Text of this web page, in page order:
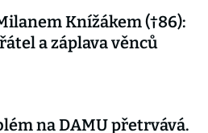
Knížákem (†86):
a záplava věnců
na DAMU přetrvává.